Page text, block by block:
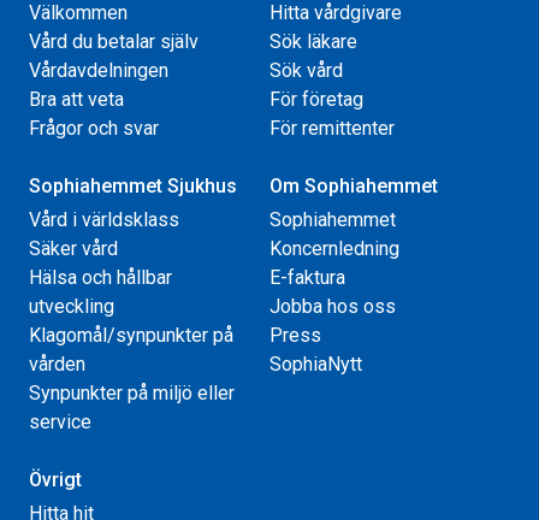
Välkommen
Vård du betalar själv
Vårdavdelningen
Bra att veta
Frågor och svar
Hitta vårdgivare
Sök läkare
Sök vård
För företag
För remittenter
Sophiahemmet Sjukhus
Vård i världsklass
Säker vård
Hälsa och hållbar
utveckling
Klagomål/synpunkter på
vården
Synpunkter på miljö eller
service
Om Sophiahemmet
Sophiahemmet
Koncernledning
E-faktura
Jobba hos oss
Press
SophiaNytt
Övrigt
Hitta hit